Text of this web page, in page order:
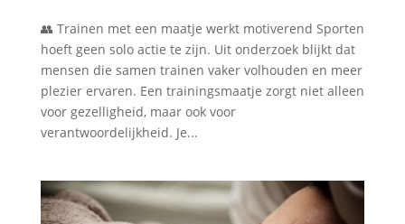
👥 Trainen met een maatje werkt motiverend Sporten
hoeft geen solo actie te zijn. Uit onderzoek blijkt dat
mensen die samen trainen vaker volhouden en meer
plezier ervaren. Een trainingsmaatje zorgt niet alleen
voor gezelligheid, maar ook voor
verantwoordelijkheid. Je...